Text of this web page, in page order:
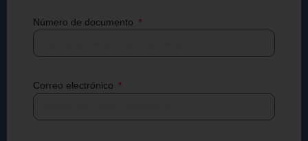
Número de documento
Correo electrónico